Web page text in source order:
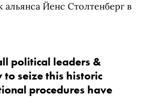
Йенс Столтенберг в
political leaders &
seize this historic
procedures have